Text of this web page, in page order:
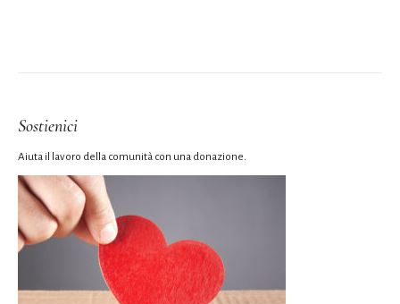
Sostienici
Aiuta il lavoro della comunità con una donazione.